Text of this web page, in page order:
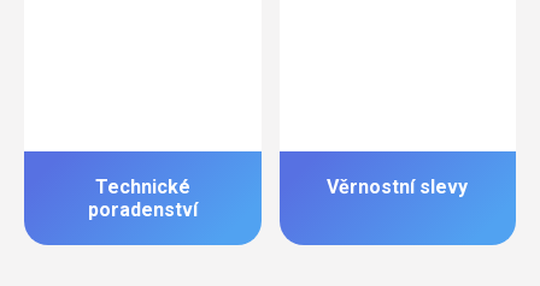
Technické
poradenství
Věrnostní slevy